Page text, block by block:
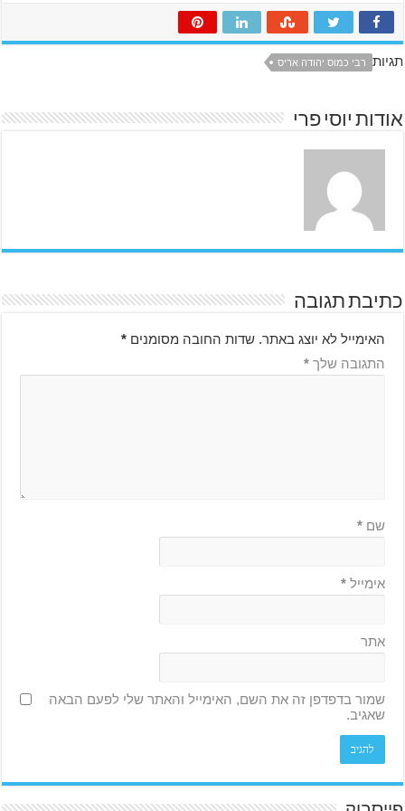
תגיות רבי כמוס יהודה אריס
אודות יוסי פרי
כתיבת תגובה
האימייל לא יוצג באתר. שדות החובה מסומנים*
התגובה שלך*
שם*
אימייל*
אתר
שמור בדפדפן זה את השם, האימייל והאתר שלי לפעם הבאה
שאגיב.